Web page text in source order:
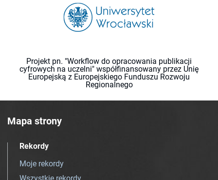
Projekt pn. "Workflow do opracowania publikacji
cyfrowych na uczelni" współfinansowany przez Unię
Europejską z Europejskiego Funduszu Rozwoju
Regionalnego
Mapa strony
Rekordy
Moje rekordy
Wszystkie rekordy